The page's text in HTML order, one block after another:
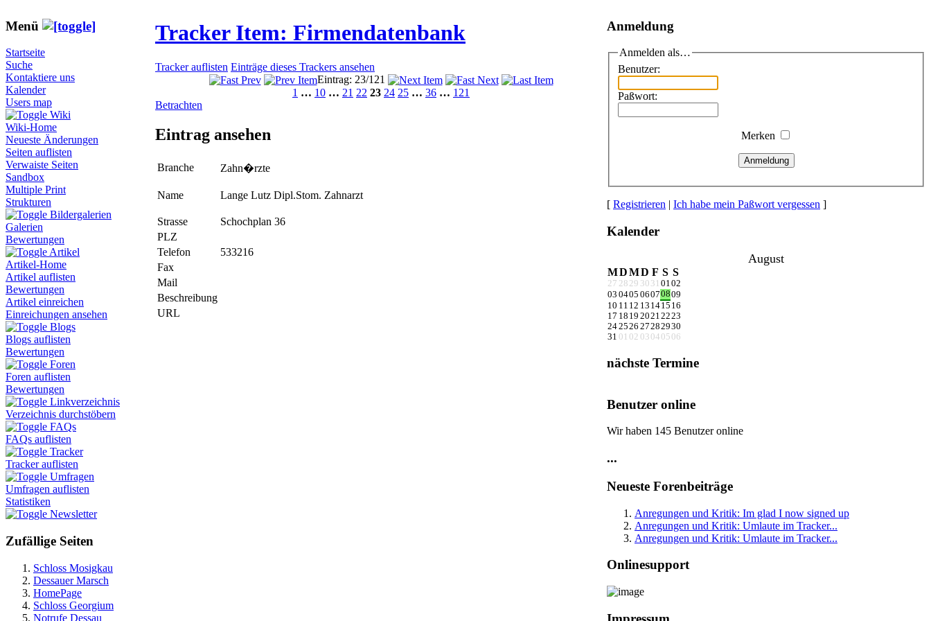
Menü
Startseite
Suche
Kontaktiere uns
Kalender
Users map
Wiki
Wiki-Home
Neueste Änderungen
Seiten auflisten
Verwaiste Seiten
Sandbox
Multiple Print
Strukturen
Bildergalerien
Galerien
Bewertungen
Artikel
Artikel-Home
Artikel auflisten
Bewertungen
Artikel einreichen
Einreichungen ansehen
Blogs
Blogs auflisten
Bewertungen
Foren
Foren auflisten
Bewertungen
Linkverzeichnis
Verzeichnis durchstöbern
FAQs
FAQs auflisten
Tracker
Tracker auflisten
Umfragen
Umfragen auflisten
Statistiken
Newsletter
Zufällige Seiten
Schloss Mosigkau
Dessauer Marsch
HomePage
Schloss Georgium
Notrufe Dessau
Tracker Item: Firmendatenbank
Tracker auflisten Einträge dieses Trackers ansehen
Eintrag: 23/121
1 … 10 … 21 22 23 24 25 … 36 … 121
Betrachten
Eintrag ansehen
Branche Zahn�rzte
Name Lange Lutz Dipl.Stom. Zahnarzt
Strasse
Schochplan 36
PLZ
Telefon
533216
Fax
Mail
Beschreibung
URL
Anmeldung
Anmelden als…
Benutzer:
Paßwort:
Merken
Anmeldung
[ Registrieren | Ich habe mein Paßwort vergessen ]
Kalender
August
MDMD F S S
27 28 29 30 31 0102
03 0405 06070809
10 11 12 13 1415 16
17 18 19 20212223
242526 27282930
31 01 02 03 04 05 06
nächste Termine
Benutzer online
Wir haben 145 Benutzer online
...
Neueste Forenbeiträge
Anregungen und Kritik: Im glad I now signed up
Anregungen und Kritik: Umlaute im Tracker...
Anregungen und Kritik: Umlaute im Tracker...
Onlinesupport